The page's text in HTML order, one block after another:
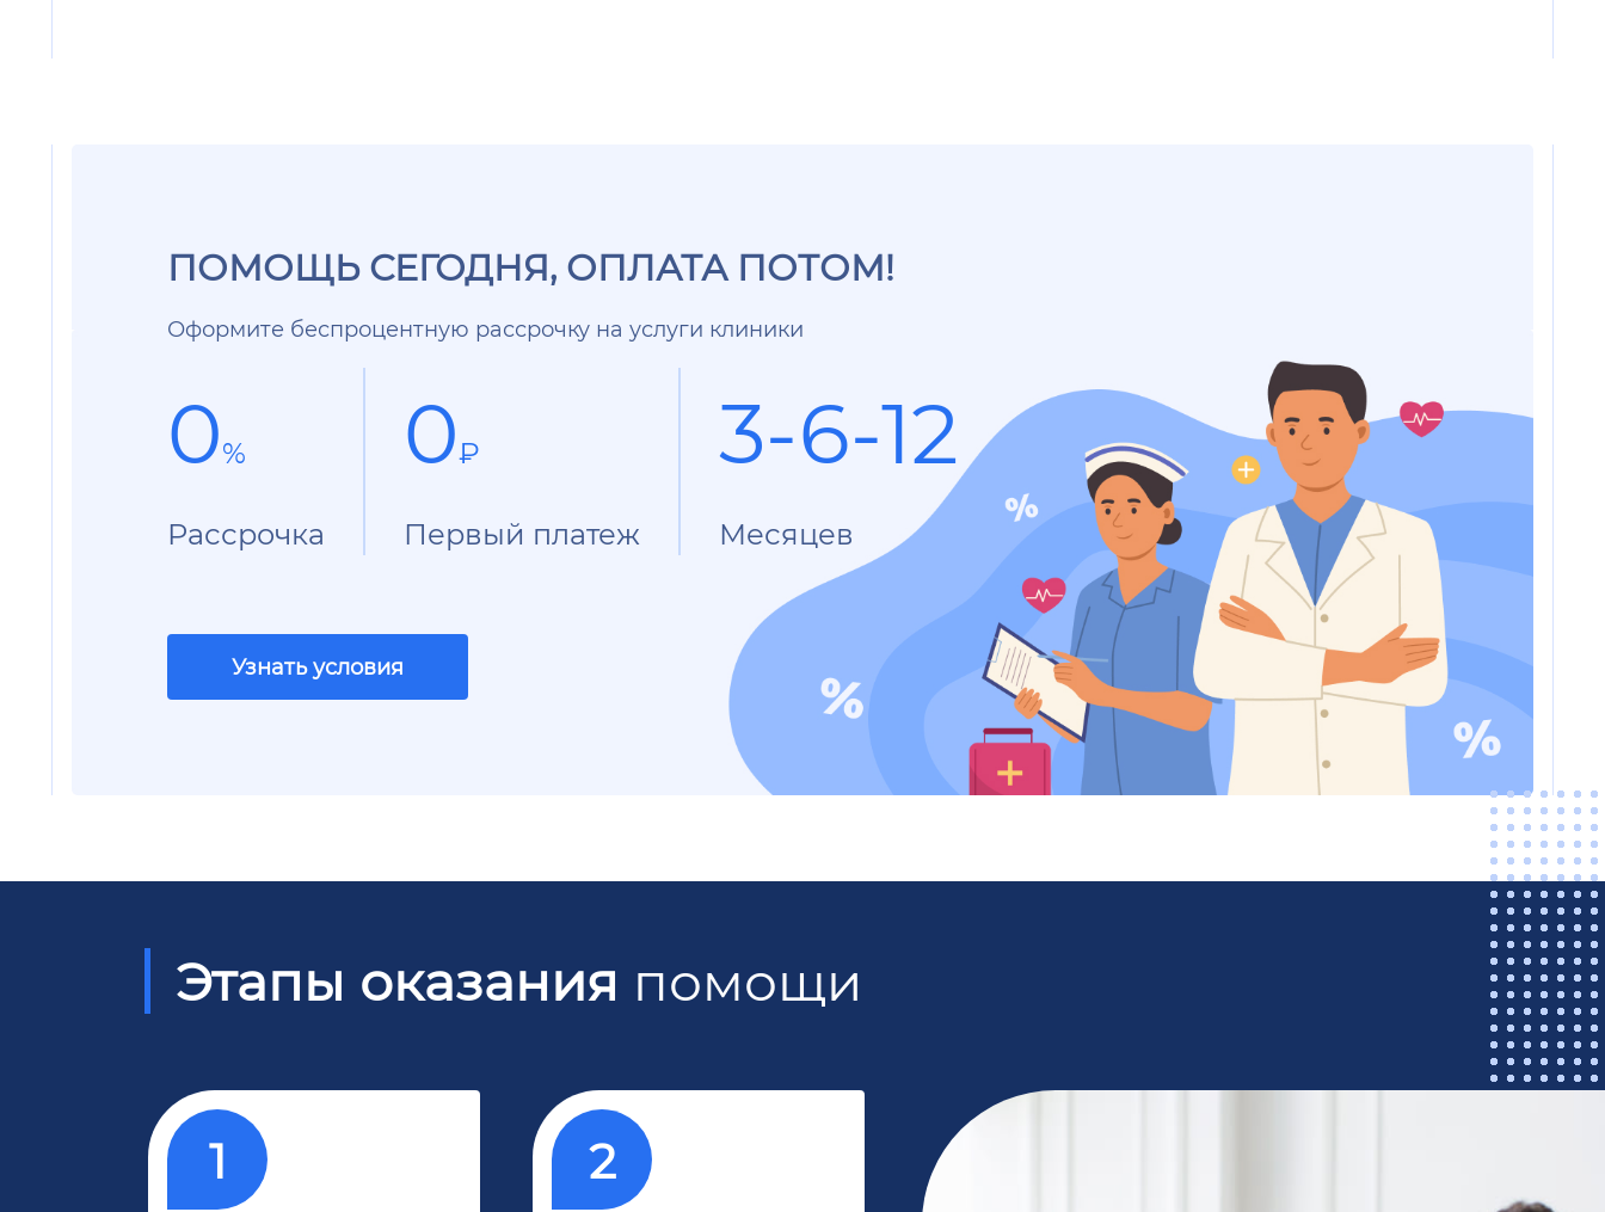
ПОМОЩЬ СЕГОДНЯ, ОПЛАТА ПОТОМ!
Оформите беспроцентную рассрочку на услуги клиники
0%
Рассрочка
0₽
Первый платеж
3-6-12
Месяцев
Узнать условия
Этапы оказания помощи